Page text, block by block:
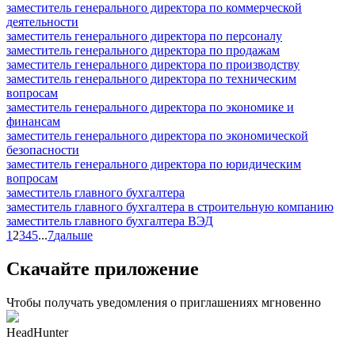
заместитель генерального директора по коммерческой
деятельности
заместитель генерального директора по персоналу
заместитель генерального директора по продажам
заместитель генерального директора по производству
заместитель генерального директора по техническим
вопросам
заместитель генерального директора по экономике и
финансам
заместитель генерального директора по экономической
безопасности
заместитель генерального директора по юридическим
вопросам
заместитель главного бухгалтера
заместитель главного бухгалтера в строительную компанию
заместитель главного бухгалтера ВЭД
1 2345...7дальше
Скачайте приложение
Чтобы получать уведомления о приглашениях мгновенно
HeadHunter